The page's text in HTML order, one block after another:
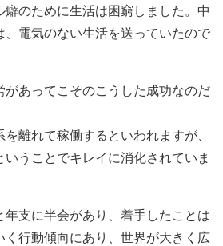
のために生活は困窮しました。中
電気のない生活を送っていたので
があってこそのこうした成功なのだ
離れて稼働するといわれますが、
うことでキレイに消化されていま
支に半会があり、着手したことは
行動傾向にあり、世界が大きく広